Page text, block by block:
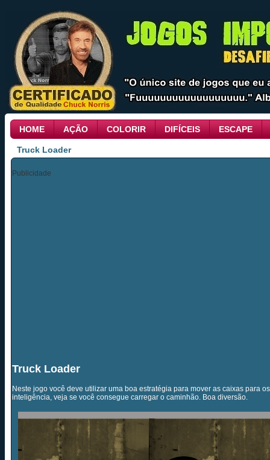
HOME AÇÃO COLORIR DIFÍCEIS ESCAPE
Truck Loader
Publicidade
Truck Loader
Neste jogo você deve utilizar uma boa estratégia para mover as caixas para
inteligência, veja se você consegue carregar o caminhão. Boa diversão.